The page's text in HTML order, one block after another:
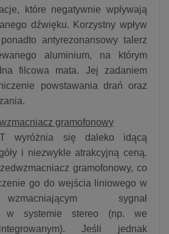
które negatywnie wpływają
dźwięku. Korzystny wpływ
antyrezonansowy talerz
aluminium, na którym
filcowa mata. Jej zadaniem
powstawania drań oraz
gramofonowy
wyróżnia się daleko idącą
i niezwykle atrakcyjną ceną.
gramofonowy, co
go do wejścia liniowego w
sygnał
w systemie stereo (np. we
Jeśli jednak